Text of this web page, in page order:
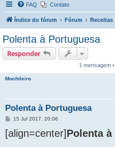
FAQ Contato
Índice do fórum Fórum Receitas
Polenta à Portuguesa
Responder
1 mensagem
Mochileiro
Polenta à Portuguesa
M
n
s
15 Jul 2017, 20:06
[align=center]Polenta